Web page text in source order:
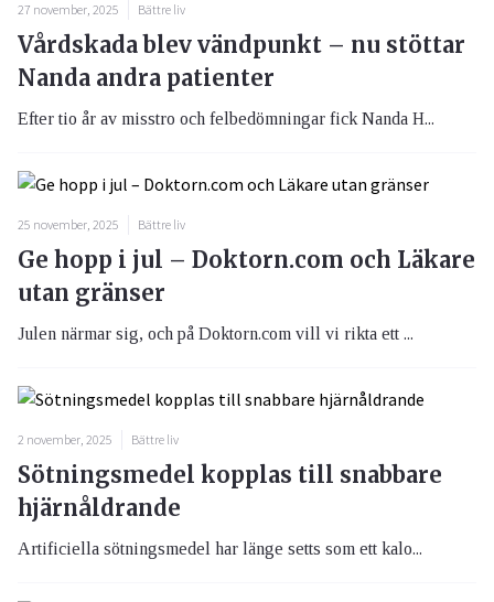
27 november, 2025 Bättre liv
Vårdskada blev vändpunkt – nu stöttar
Nanda andra patienter
Efter tio år av misstro och felbedömningar fick Nanda H...
25 november, 2025 Bättre liv
Ge hopp i jul – Doktorn.com och Läkare
utan gränser
Julen närmar sig, och på Doktorn.com vill vi rikta ett ...
2 november, 2025 Bättre liv
Sötningsmedel kopplas till snabbare
hjärnåldrande
Artificiella sötningsmedel har länge setts som ett kalo...